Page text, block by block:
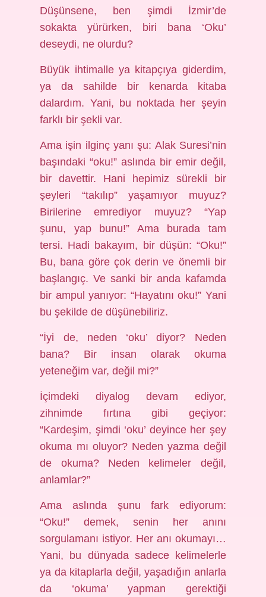
Düşünsene, ben şimdi İzmir’de
sokakta yürürken, biri bana ‘Oku’
deseydi, ne olurdu?
Büyük ihtimalle ya kitapçıya giderdim,
ya da sahilde bir kenarda kitaba
dalardım. Yani, bu noktada her şeyin
farklı bir şekli var.
Ama işin ilginç yanı şu: Alak Suresi’nin
başındaki “oku!” aslında bir emir değil,
bir davettir. Hani hepimiz sürekli bir
şeyleri “takılıp” yaşamıyor muyuz?
Birilerine emrediyor muyuz? “Yap
şunu, yap bunu!” Ama burada tam
tersi. Hadi bakayım, bir düşün: “Oku!”
Bu, bana göre çok derin ve önemli bir
başlangıç. Ve sanki bir anda kafamda
bir ampul yanıyor: “Hayatını oku!” Yani
bu şekilde de düşünebiliriz.
“İyi de, neden ‘oku’ diyor? Neden
bana? Bir insan olarak okuma
yeteneğim var, değil mi?”
İçimdeki diyalog devam ediyor,
zihnimde fırtına gibi geçiyor:
“Kardeşim, şimdi ‘oku’ deyince her şey
okuma mı oluyor? Neden yazma değil
de okuma? Neden kelimeler değil,
anlamlar?”
Ama aslında şunu fark ediyorum:
“Oku!” demek, senin her anını
sorgulamanı istiyor. Her anı okumayı…
Yani, bu dünyada sadece kelimelerle
ya da kitaplarla değil, yaşadığın anlarla
da ‘okuma’ yapman gerektiği